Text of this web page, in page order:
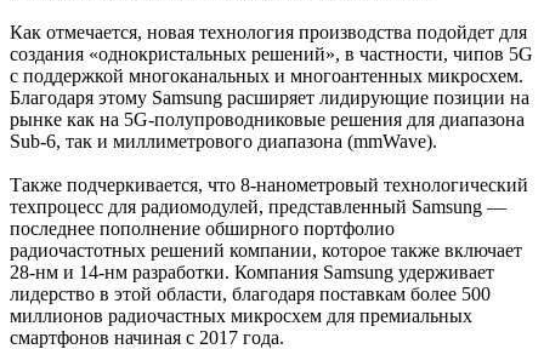
Как отмечается, новая технология производства подойдет для
создания «однокристальных решений», в частности, чипов 5G
с поддержкой многоканальных и многоантенных микросхем.
Благодаря этому Samsung расширяет лидирующие позиции на
рынке как на 5G-полупроводниковые решения для диапазона
Sub-6, так и миллиметрового диапазона (mmWave).
Также подчеркивается, что 8-нанометровый технологический
техпроцесс для радиомодулей, представленный Samsung —
последнее пополнение обширного портфолио
радиочастотных решений компании, которое также включает
28-нм и 14-нм разработки. Компания Samsung удерживает
лидерство в этой области, благодаря поставкам более 500
миллионов радиочастных микросхем для премиальных
смартфонов начиная с 2017 года.